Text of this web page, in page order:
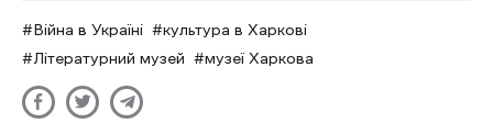
Війна в Україні
культура в Харкові
Літературний музей
музеї Харкова